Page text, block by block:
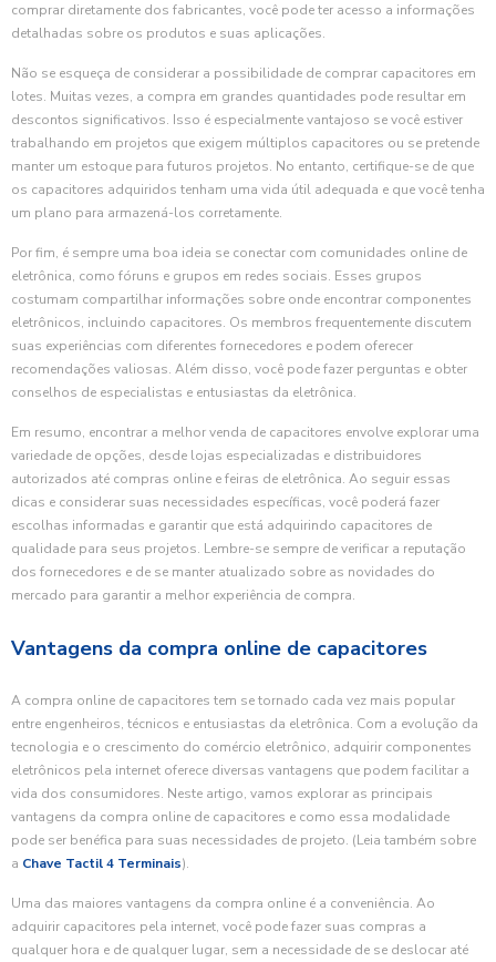
comprar diretamente dos fabricantes, você pode ter acesso a informações
detalhadas sobre os produtos e suas aplicações.
Não se esqueça de considerar a possibilidade de comprar capacitores em
lotes. Muitas vezes, a compra em grandes quantidades pode resultar em
descontos significativos. Isso é especialmente vantajoso se você estiver
trabalhando em projetos que exigem múltiplos capacitores ou se pretende
manter um estoque para futuros projetos. No entanto, certifique-se de que
os capacitores adquiridos tenham uma vida útil adequada e que você tenha
um plano para armazená-los corretamente.
Por fim, é sempre uma boa ideia se conectar com comunidades online de
eletrônica, como fóruns e grupos em redes sociais. Esses grupos
costumam compartilhar informações sobre onde encontrar componentes
eletrônicos, incluindo capacitores. Os membros frequentemente discutem
suas experiências com diferentes fornecedores e podem oferecer
recomendações valiosas. Além disso, você pode fazer perguntas e obter
conselhos de especialistas e entusiastas da eletrônica.
Em resumo, encontrar a melhor venda de capacitores envolve explorar uma
variedade de opções, desde lojas especializadas e distribuidores
autorizados até compras online e feiras de eletrônica. Ao seguir essas
dicas e considerar suas necessidades específicas, você poderá fazer
escolhas informadas e garantir que está adquirindo capacitores de
qualidade para seus projetos. Lembre-se sempre de verificar a reputação
dos fornecedores e de se manter atualizado sobre as novidades do
mercado para garantir a melhor experiência de compra.
Vantagens da compra online de capacitores
A compra online de capacitores tem se tornado cada vez mais popular
entre engenheiros, técnicos e entusiastas da eletrônica. Com a evolução da
tecnologia e o crescimento do comércio eletrônico, adquirir componentes
eletrônicos pela internet oferece diversas vantagens que podem facilitar a
vida dos consumidores. Neste artigo, vamos explorar as principais
vantagens da compra online de capacitores e como essa modalidade
pode ser benéfica para suas necessidades de projeto. (Leia também sobre
a Chave Tactil 4 Terminais).
Uma das maiores vantagens da compra online é a conveniência. Ao
adquirir capacitores pela internet, você pode fazer suas compras a
qualquer hora e de qualquer lugar, sem a necessidade de se deslocar até